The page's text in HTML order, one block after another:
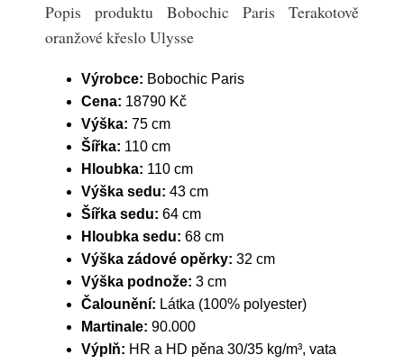
Popis produktu Bobochic Paris Terakotově
oranžové křeslo Ulysse
Výrobce: Bobochic Paris
Cena: 18790 Kč
Výška: 75 cm
Šířka: 110 cm
Hloubka: 110 cm
Výška sedu: 43 cm
Šířka sedu: 64 cm
Hloubka sedu: 68 cm
Výška zádové opěrky: 32 cm
Výška podnože: 3 cm
Čalounění: Látka (100% polyester)
Martinale: 90.000
Výplň: HR a HD pěna 30/35 kg/m³, vata